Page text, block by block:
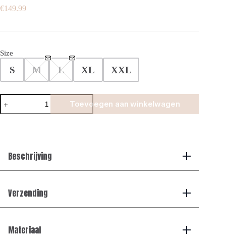
€149.99
Size
S M L XL XXL
Premium
Manilo
Tech
Toevoegen aan winkelwagen
Beschrijving
Verzending
Materiaal